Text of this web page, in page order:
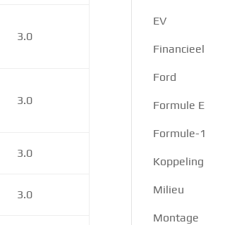
3.0
3.0
3.0
3.0
EV
Financieel
Ford
Formule E
Formule-1
Koppeling
Milieu
Montage